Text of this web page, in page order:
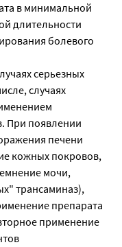
в минимальной
длительности
болевого
серьезных
случаях
При появлении
печени
кожных покровов,
мочи,
трансаминаз),
препарата
применение